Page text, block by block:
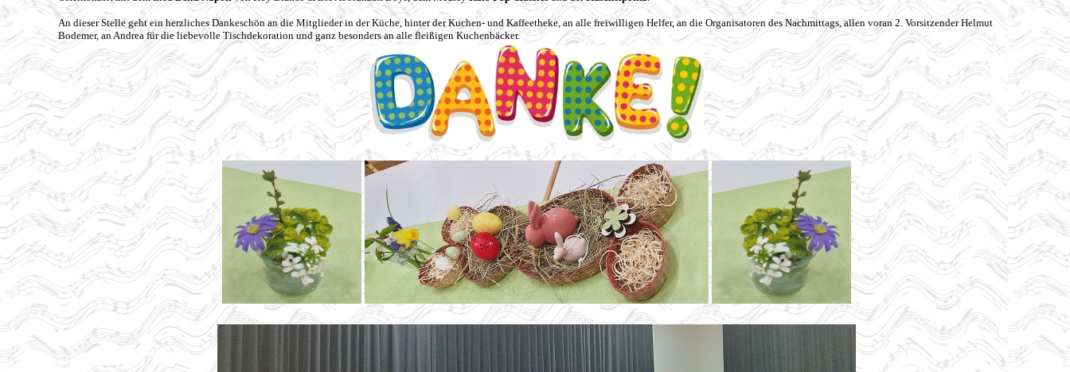
An dieser Stelle geht ein herzliches Dankeschön an die Mitglieder in der Küche, hinter der Kuchen- und Kaffeetheke, an alle freiwilligen Helfer, an die Organisatoren des Nachmittags, allen voran 2. Vorsitzender Helmut
Bodemer, an Andrea für die liebevolle Tischdekoration und ganz besonders an alle fleißigen Kuchenbäcker.